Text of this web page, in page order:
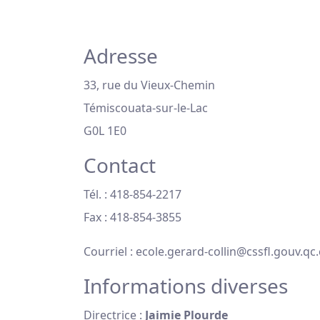
Adresse
33, rue du Vieux-Chemin
Témiscouata-sur-le-Lac
G0L 1E0
Contact
Tél. : 418-854-2217
Fax : 418-854-3855
Courriel : ecole.gerard-
Informations diverses
Directrice : Jaimie Plourde